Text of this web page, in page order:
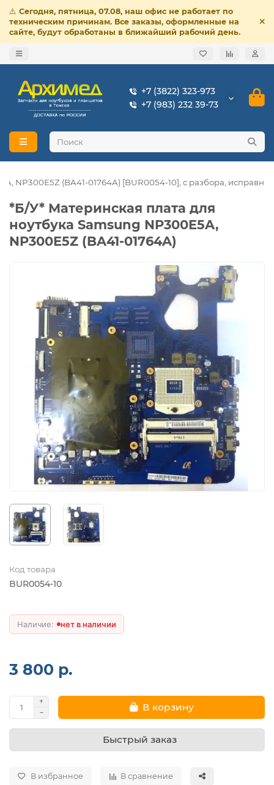
⚠️ Сегодня, пятница, 07.08, наш офис не работает по
техническим причинам. Все заказы, оформленные на
сайте, будут обработаны в ближайший рабочий день.
+7 (3822) 323-973
+7 (983) 232 39-73
NP300E5Z (BA41-01764A) [BUR0054-10], с разбора, исправная
*Б/У* Материнская плата для
ноутбука Samsung NP300E5A,
NP300E5Z (BA41-01764A)
Код товара
BUR0054-10
нет в наличии
3 800 р.
В корзину
Быстрый заказ
В избранное В сравнение